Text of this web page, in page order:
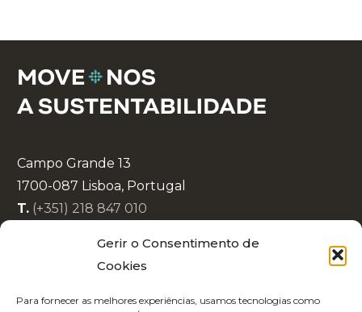
Gerir o Consentimento de
Cookies
Para fornecer as melhores experiências, usamos tecnologias como
Campo Grande 13
1700-087 Lisboa, Portugal
T. (+351) 218 847 010